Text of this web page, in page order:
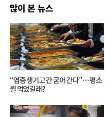
많이 본 뉴스
“염증 생기고 간 굳어 간다”… 평소
뭘 먹었길래?